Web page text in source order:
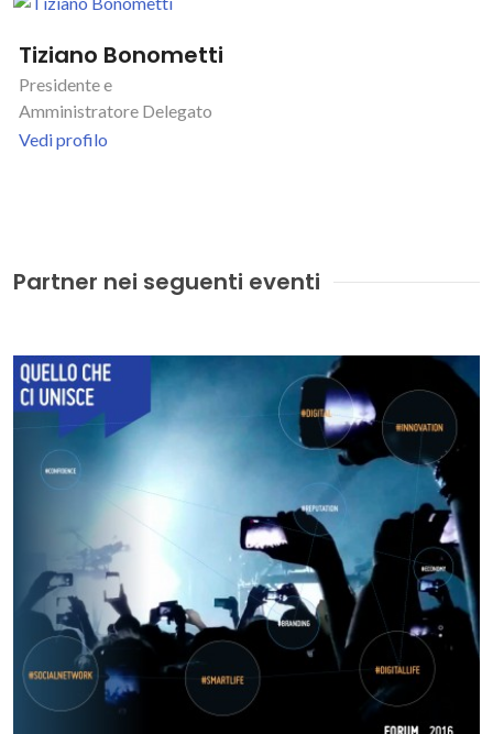
Tiziano Bonometti
Presidente e
Amministratore Delegato
Vedi profilo
Partner nei seguenti eventi